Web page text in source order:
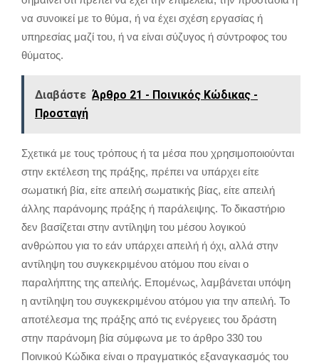
να συνοικεί με το θύμα, ή να έχει σχέση εργασίας ή
υπηρεσίας μαζί του, ή να είναι σύζυγος ή σύντροφος του
θύματος.
Διαβάστε Άρθρο 21 - Ποινικός Κώδικας -
Προσταγή
Σχετικά με τους τρόπους ή τα μέσα που χρησιμοποιούνται
στην εκτέλεση της πράξης, πρέπει να υπάρχει είτε
σωματική βία, είτε απειλή σωματικής βίας, είτε απειλή
άλλης παράνομης πράξης ή παράλειψης. Το δικαστήριο
δεν βασίζεται στην αντίληψη του μέσου λογικού
ανθρώπου για το εάν υπάρχει απειλή ή όχι, αλλά στην
αντίληψη του συγκεκριμένου ατόμου που είναι ο
παραλήπτης της απειλής. Επομένως, λαμβάνεται υπόψη
η αντίληψη του συγκεκριμένου ατόμου για την απειλή. Το
αποτέλεσμα της πράξης από τις ενέργειες του δράστη
στην παράνομη βία σύμφωνα με το άρθρο 330 του
Ποινικού Κώδικα είναι ο πραγματικός εξαναγκασμός του